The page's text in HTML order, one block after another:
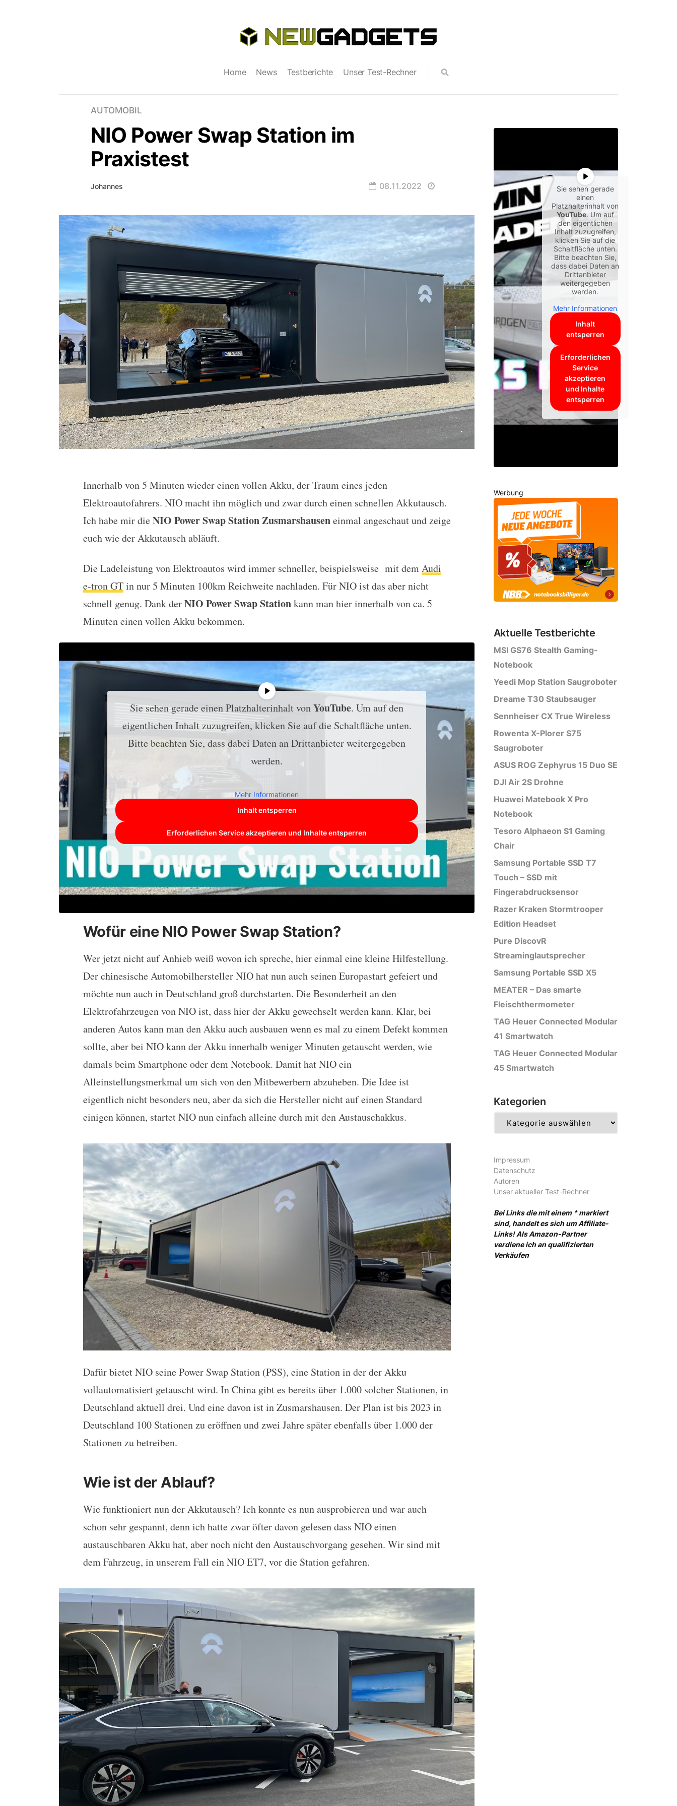
Home News Testberichte Unser Test-Rechner
AUTOMOBIL
NIO Power Swap Station im
Praxistest
Johannes 08.11.2022
NIO Power Swap Station im Praxistest
Innerhalb von 5 Minuten wieder einen vollen Akku, der Traum eines jeden
Elektroautofahrers. NIO macht ihn möglich und zwar durch einen schnellen Akkutausch.
Ich habe mir dieNIO Power Swap Station Zusmarshauseneinmal angeschaut und zeige
euch wie der Akkutausch abläuft.
Die Ladeleistung von Elektroautos wird immer schneller, beispielsweise mit demAudi
e-tron GTin nur 5 Minuten 100km Reichweite nachladen. Für NIO ist das aber nicht
schnell genug. Dank derNIO Power Swap Stationkann man hier innerhalb von ca. 5
Minuten einen vollen Akku bekommen.
Sie sehen gerade einen Platzhalterinhalt vonYouTube. Um auf den
eigentlichen Inhalt zuzugreifen, klicken Sie auf die Schaltfläche unten.
Bitte beachten Sie, dass dabei Daten an Drittanbieter weitergegeben
werden.
Mehr Informationen
Inhalt entsperren
Erforderlichen Service akzeptieren und Inhalte entsperren
Wofür eine NIO Power Swap Station?
Wer jetzt nicht auf Anhieb weiß wovon ich spreche, hier einmal eine kleine Hilfestellung.
Der chinesische Automobilhersteller NIO hat nun auch seinen Europastart gefeiert und
möchte nun auch in Deutschland groß durchstarten. Die Besonderheit an den
Elektrofahrzeugen von NIO ist, dass hier der Akku gewechselt werden kann. Klar, bei
anderen Autos kann man den Akku auch ausbauen wenn es mal zu einem Defekt kommen
sollte, aber bei NIO kann der Akku innerhalb weniger Minuten getauscht werden, wie
damals beim Smartphone oder dem Notebook. Damit hat NIO ein
Alleinstellungsmerkmal um sich von den Mitbewerbern abzuheben. Die Idee ist
eigentlich nicht besonders neu, aber da sich die Hersteller nicht auf einen Standard
einigen können, startet NIO nun einfach alleine durch mit den Austauschakkus.
Dafür bietet NIO seine Power Swap Station (PSS), eine Station in der der Akku
vollautomatisiert getauscht wird. In China gibt es bereits über 1.000 solcher Stationen, in
Deutschland aktuell drei. Und eine davon ist in Zusmarshausen. Der Plan ist bis 2023 in
Deutschland 100 Stationen zu eröffnen und zwei Jahre später ebenfalls über 1.000 der
Stationen zu betreiben.
Wie ist der Ablauf?
Wie funktioniert nun der Akkutausch? Ich konnte es nun ausprobieren und war auch
schon sehr gespannt, denn ich hatte zwar öfter davon gelesen dass NIO einen
austauschbaren Akku hat, aber noch nicht den Austauschvorgang gesehen. Wir sind mit
dem Fahrzeug, in unserem Fall ein NIO ET7, vor die Station gefahren.
Sie sehen gerade
einen
Platzhalterinhalt von
YouTube. Um auf
den eigentlichen
Inhalt zuzugreifen,
klicken Sie auf die
Schaltfläche unten.
Bitte beachten Sie,
dass dabei Daten an
Drittanbieter
weitergegeben
werden.
Mehr Informationen
Inhalt
entsperren
Erforderlichen
Service
akzeptieren
und Inhalte
entsperren
Werbung
Aktuelle Testberichte
MSI GS76 Stealth Gaming-
Notebook
Yeedi Mop Station Saugroboter
Dreame T30 Staubsauger
Sennheiser CX True Wireless
Rowenta X-Plorer S75
Saugroboter
ASUS ROG Zephyrus 15 Duo SE
DJI Air 2S Drohne
Huawei Matebook X Pro
Notebook
Tesoro Alphaeon S1 Gaming
Chair
Samsung Portable SSD T7
Touch – SSD mit
Fingerabdrucksensor
Razer Kraken Stormtrooper
Edition Headset
Pure DiscovR
Streaminglautsprecher
Samsung Portable SSD X5
MEATER – Das smarte
Fleischthermometer
TAG Heuer Connected Modular
41 Smartwatch
TAG Heuer Connected Modular
45 Smartwatch
Kategorien
Impressum
Datenschutz
Autoren
Unser aktueller Test-Rechner
Bei Links die mit einem * markiert
sind, handelt es sich um Affiliate-
Links! Als Amazon-Partner
verdiene ich an qualifizierten
Verkäufen